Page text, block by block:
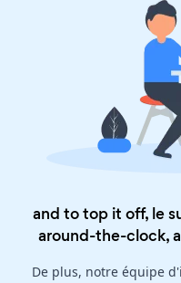
and to top it off, le
around-the-clock,
De plus, notre équipe